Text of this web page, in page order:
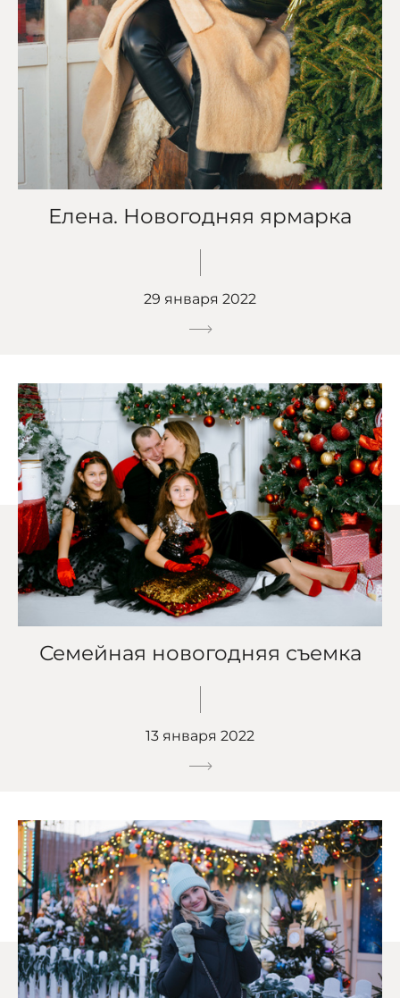
Елена. Новогодняя ярмарка
29 января 2022
Семейная новогодняя съемка
13 января 2022